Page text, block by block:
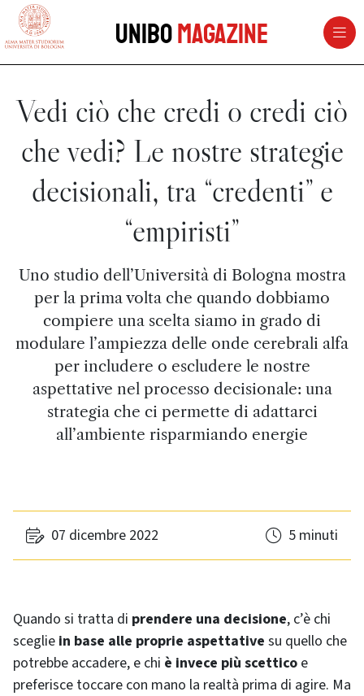
vai al contenuto della pagina
UniboMagazine
Vedi ciò che credi o credi ciò
che vedi? Le nostre strategie
decisionali, tra “credenti” e
“empiristi”
Uno studio dell’Università di Bologna mostra
per la prima volta che quando dobbiamo
compiere una scelta siamo in grado di
modulare l’ampiezza delle onde cerebrali alfa
per includere o escludere le nostre
aspettative nel processo decisionale: una
strategia che ci permette di adattarci
all’ambiente risparmiando energie
07 dicembre 2022 5 minuti
Quando si tratta di prendere una decisione, c’è chi
sceglie in base alle proprie aspettative su quello che
potrebbe accadere, e chi è invece più scettico e
preferisce toccare con mano la realtà prima di agire. Ma